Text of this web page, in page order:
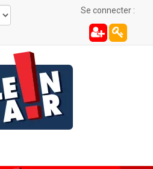
Se connecter :